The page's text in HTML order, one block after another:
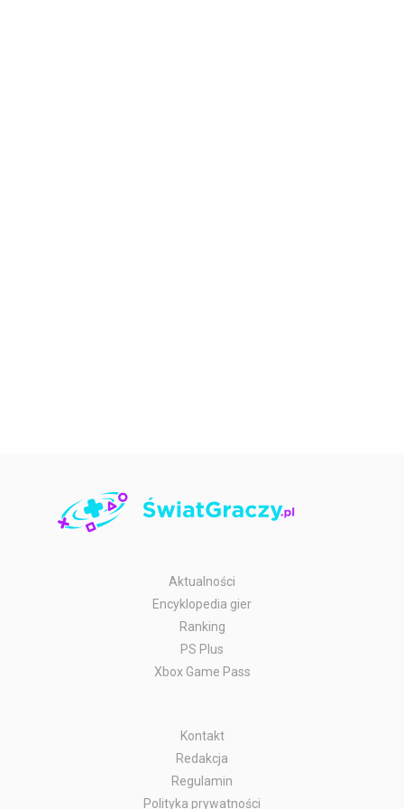
Aktualności
Encyklopedia gier
Ranking
PS Plus
Xbox Game Pass
Kontakt
Redakcja
Regulamin
Polityka prywatności